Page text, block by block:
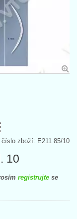
číslo zboží: E211 85/10
10
registrujte se